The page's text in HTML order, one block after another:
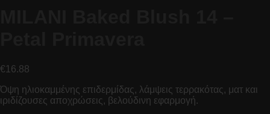
€16.88
Όψη ηλιοκαμμένης επιδερμίδας, λάμψεις τερρακότας, ματ και
ιριδίζουσες αποχρώσεις, βελούδινη εφαρμογή.